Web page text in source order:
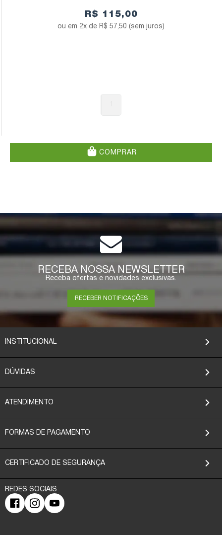
R$ 115,00
2x de R$ 57,50 (sem juros)
COMPRAR
RECEBA NOSSA NEWSLETTER
Receba ofertas e novidades exclusivas.
RECEBER NOTIFICAÇÕES
INSTITUCIONAL
DÚVIDAS
ATENDIMENTO
FORMAS DE PAGAMENTO
CERTIFICADO DE SEGURANÇA